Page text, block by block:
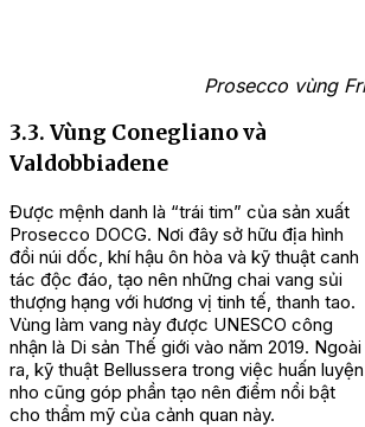
Prosecco vùng
3.3. Vùng Conegliano và
Valdobbiadene
Được mệnh danh là “trái tim” của sản xuất
Prosecco DOCG. Nơi đây sở hữu địa hình
đồi núi dốc, khí hậu ôn hòa và kỹ thuật canh
tác độc đáo, tạo nên những chai vang sủi
thượng hạng với hương vị tinh tế, thanh tao.
Vùng làm vang này được UNESCO công
nhận là Di sản Thế giới vào năm 2019. Ngoài
ra, kỹ thuật Bellussera trong việc huấn luyện
nho cũng góp phần tạo nên điểm nổi bật
cho thẩm mỹ của cảnh quan này.